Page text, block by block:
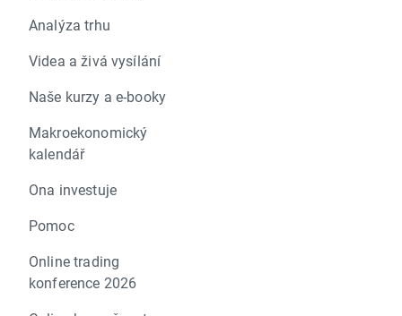
Analýza trhu
Videa a živá vysílání
Naše kurzy a e-booky
Makroekonomický
kalendář
Ona investuje
Pomoc
Online trading
konference 2026